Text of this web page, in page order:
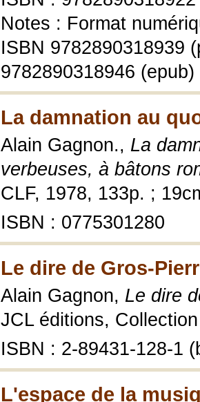
Notes : Format
ISBN 9782890318939
9782890318946 (epub)
La damnation au
Alain Gagnon., La
verbeuses, à bâtons
CLF, 1978, 133p. ;
ISBN : 0775301280
Le dire de Gros-
Alain Gagnon, Le dire
JCL éditions,
ISBN : 2-89431-128-1
L'espace de la